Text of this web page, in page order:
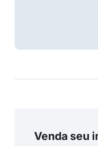
Venda seu